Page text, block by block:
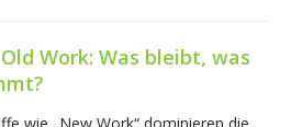
Work: Was bleibt, was